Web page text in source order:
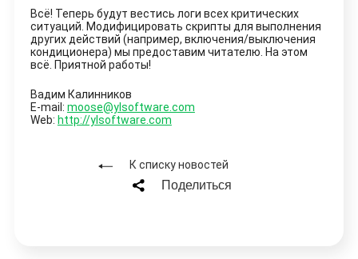
Всё! Теперь будут вестись логи всех критических
ситуаций. Модифицировать скрипты для выполнения
других действий (например, включения/выключения
кондиционера) мы предоставим читателю. На этом
всё. Приятной работы!
Вадим Калинников
E-mail: moose@ylsoftware.com
Web: http://ylsoftware.com
К списку новостей
Поделиться